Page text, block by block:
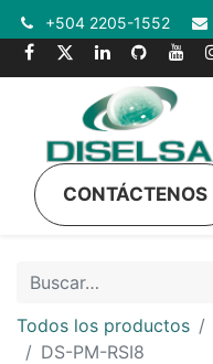
+504 2205-1552
CONTÁCTENOS
Todos los productos
DS-PM-RSI8